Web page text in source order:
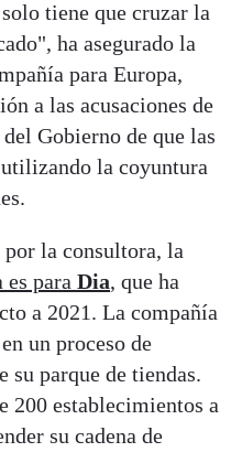
tiene que cruzar la
ha asegurado la
para Europa,
a las acusaciones de
Gobierno de que las
la coyuntura
la consultora, la
es para Dia, que ha
a 2021. La compañía
un proceso de
parque de tiendas.
200 establecimientos a
su cadena de